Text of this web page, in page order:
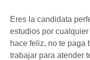
Eres la candidata
estudios por
hace feliz, no te paga
trabajar para atender